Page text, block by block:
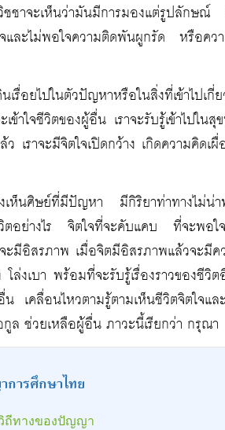
ชชาจะเห็นว่ามันมีการมองแต่รูปลักษ
ละไม่พอใจความติดพันผูกรัด หรือค
อยไปในตัวปัญหาหรือในสิ่งที่เข้าไปเกี่
าใจชีวิตของผู้อื่น เราจะรับรู้เข้าไปในสุ
เราจะมีจิตใจเปิดกว้าง เกิดความคิดเ
ห็นศิษย์ที่มีปัญหา มีกิริยาท่าทางไม่น่
ตอย่างไร จิตใจที่จะคับแคบ ที่จะพอ
อิสรภาพ เมื่อจิตมีอิสรภาพแล้วจะมีค
งเบา พร้อมที่จะรับรู้เรื่องราวของชี
เคลื่อนไหวตามรู้ตามเห็นชีวิตจิตใจแ
กูล ช่วยเหลือผู้อื่น ภาวะนี้เรียกว่า กรุณา
การศึกษาไทย
ถีทางของปัญญา